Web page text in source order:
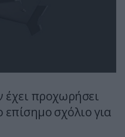
έχει προχωρήσει
επίσημο σχόλιο για